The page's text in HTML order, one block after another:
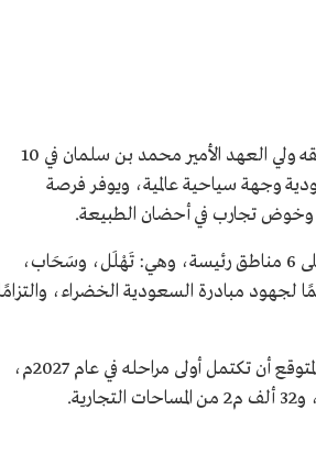
هو أحد مشاريع الوجهات السياحية التابعة لشركة السودة للتطوير، أطلقه ولي العهد الأمير محمد بن سلمان في 10
في جعل السعودية وجهة سياحية عالمية، ويوفر فرصة
وخوض تجارب في أحضان الطبيعة.
ويضم مشروع قمم السودة مساحات كبيرة تصل إلى 627 كم2، ويمتد على 6 مناطق رئيسة، وهي: تَهْلَل، وسَحَاب،
ورجال، والصخرة الحمراء، بنسبة بناء لا تتجاوز 1% دعمًا لجهود مبادرة السعودية الخضراء،
ويتكون المخطط العام لمشروع قمم السودة من ثلاث مراحل رئيسة، ومن المتوقع أن تكتمل أولى مراحله في عام 2027م،